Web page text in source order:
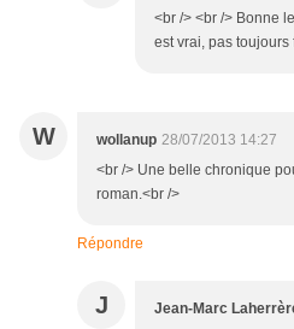
<br /> <br /> Bonne
est vrai, pas toujours
W wollanup 28/07/2013 14:27
<br /> Une belle chronique
roman.<br />
Répondre
J Jean-Marc